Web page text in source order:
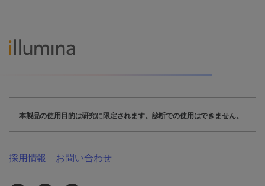
本製品の使用目的は研究に限定されます。診断での使用はできません。
採用情報 お問い合わせ